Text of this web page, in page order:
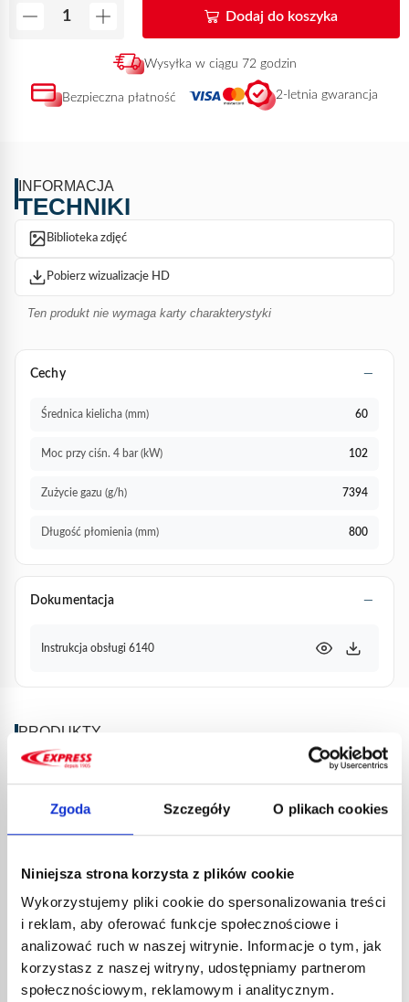
Zgoda Szczegóły O plikach cookies
Niniejsza strona korzysta z plików cookie
Wykorzystujemy pliki cookie do spersonalizowania treści
i reklam, aby oferować funkcje społecznościowe i
analizować ruch w naszej witrynie. Informacje o tym, jak
korzystasz z naszej witryny, udostępniamy partnerom
społecznościowym, reklamowym i analitycznym.
nawet najtrudniejszych warunkach.
Palnik do papy
z tego zestawu charakteryzuje się ponadto
referencja jest dostępna w sprzedaży online i może zostać
dostarczona w ciągu 72 godzin od otrzymania płatności.
Dodaj do koszyka
Wysyłka w ciągu 72 godzin
Bezpieczna płatność 2-letnia gwarancja
INFORMACJA
TECHNIKI
Biblioteka zdjęć
Pobierz wizualizacje HD
Ten produkt nie wymaga karty charakterystyki
Cechy
Średnica kielicha (mm) 60
Moc przy ciśn. 4 bar (kW) 102
Zużycie gazu (g/h) 7394
Długość płomienia (mm) 800
Dokumentacja
Instrukcja obsługi 6140
PRODUKTY
POWIĄZANE